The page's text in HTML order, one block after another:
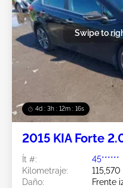
4d : 3h : 12m : 13s
Swipe to
2015 KIA Forte
Ít #:
45******
Kilometraje:
Daño:
Frente